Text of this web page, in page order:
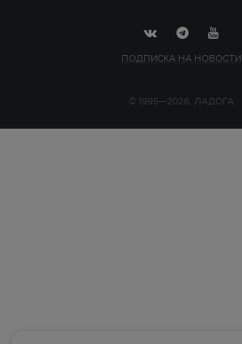
ПОДПИСКА НА НОВОСТИ
© 1995—2026, ЛАДОГА